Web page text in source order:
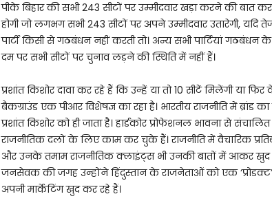
पीके बिहार की सभी 243 सीटों पर उम्मीदवार खड़ा करने की बात कर
होगी जो लगभग सभी 243 सीटों पर अपने उम्मीदवार उतारेगी, यदि
पार्टी किसी से गठबंधन नहीं करती तो। अन्य सभी पार्टियां
दम पर सभी सीटों पर चुनाव लड़ने की स्थिति में नहीं हैं।
प्रशांत किशोर दावा कर रहे हैं कि उन्हें या तो 10 सीटें मिलेंगी या
बैकग्राउंड एक पीआर विशेषज्ञ का रहा है। भारतीय राजनीति में
प्रशांत किशोर को ही जाता है। हार्डकोर प्रोफेशनल भावना से
राजनीतिक दलों के लिए काम कर चुके हैं। राजनीति में वैचारिक
और उनके तमाम राजनीतिक क्लाइंट्स भी उनकी बातों में आकर खुद
जनसेवक की जगह उन्होंने हिंदुस्तान के राजनेताओं को एक
अपनी मार्केटिंग खुद कर रहे हैं।